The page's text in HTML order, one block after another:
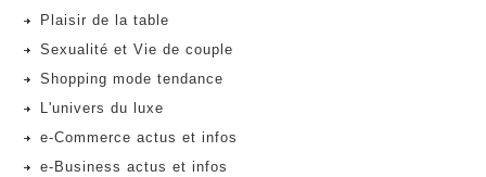
Plaisir de la table
Sexualité et Vie de couple
Shopping mode tendance
L'univers du luxe
e-Commerce actus et infos
e-Business actus et infos